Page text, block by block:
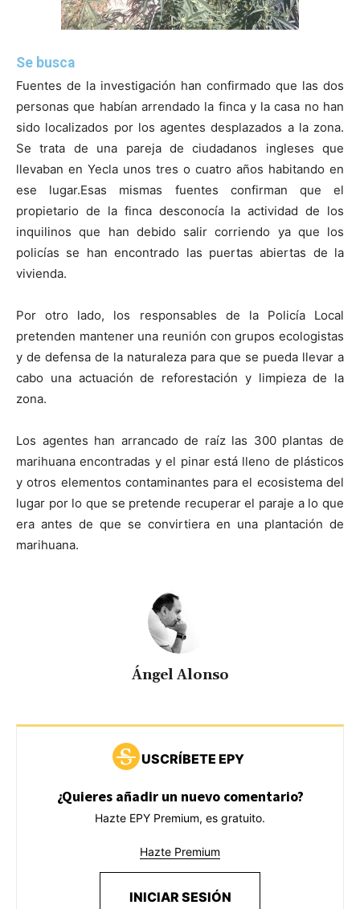
Se busca
Fuentes de la investigación han confirmado que las dos
personas que habían arrendado la finca y la casa no han
sido localizados por los agentes desplazados a la zona.
Se trata de una pareja de ciudadanos ingleses que
llevaban en Yecla unos tres o cuatro años habitando en
ese lugar.Esas mismas fuentes confirman que el
propietario de la finca desconocía la actividad de los
inquilinos que han debido salir corriendo ya que los
policías se han encontrado las puertas abiertas de la
vivienda.
Por otro lado, los responsables de la Policía Local
pretenden mantener una reunión con grupos ecologistas
y de defensa de la naturaleza para que se pueda llevar a
cabo una actuación de reforestación y limpieza de la
zona.
Los agentes han arrancado de raíz las 300 plantas de
marihuana encontradas y el pinar está lleno de plásticos
y otros elementos contaminantes para el ecosistema del
lugar por lo que se pretende recuperar el paraje a lo que
era antes de que se convirtiera en una plantación de
marihuana.
Ángel Alonso
USCRÍBETE EPY
¿Quieres añadir un nuevo comentario?
Hazte EPY Premium, es gratuito.
Hazte Premium
INICIAR SESIÓN